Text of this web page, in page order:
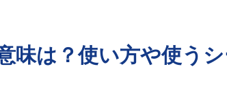
味は？使い方や使う